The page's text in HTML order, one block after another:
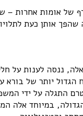
של אומות אחרות –
אותן כעת
ננסה לענות על
הגדול יותר של
התגלה על ידי
במיוחד אלה